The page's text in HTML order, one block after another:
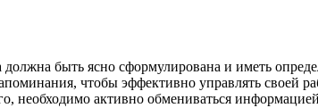
быть ясно сформулирована и иметь
чтобы эффективно управлять своей
необходимо активно обмениваться